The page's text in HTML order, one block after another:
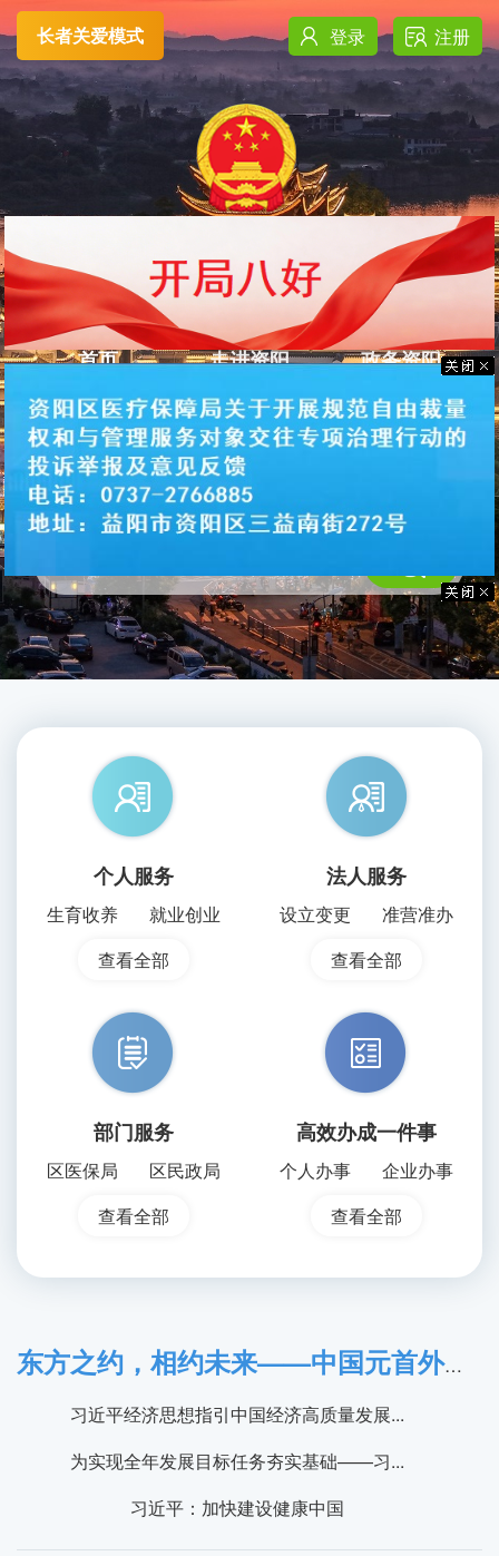
长者关爱模式 登录 注册
首页 走进资阳
政务资阳
信息公开
新闻中心
解读回应
政务服务
互动交流 高效办成一件事
个人服务
生育收养
就业创业
查看全部
法人服务
设立变更
准营准办
查看全部
部门服务
区医保局
区民政局
查看全部
高效办成一件事
个人办事
企业办事
查看全部
东方之约，相约未来——中国元首外交的世界情怀与大国气派
习近平经济思想指引中国经济高质量发展...
为实现全年发展目标任务夯实基础——习...
习近平：加快建设健康中国